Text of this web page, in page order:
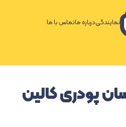
نمایندگیدرباره ماتماس با ما
پودری کالین